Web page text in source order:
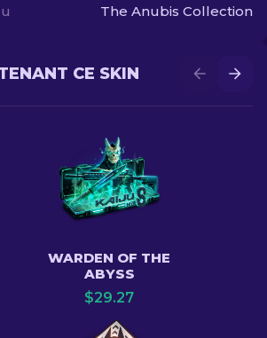
The Anubis Collection
CE SKIN
WARDEN OF THE
ABYSS
$29.27